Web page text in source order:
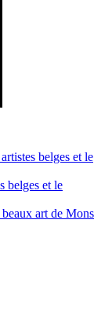
belges et le
belges et le
art de Mons